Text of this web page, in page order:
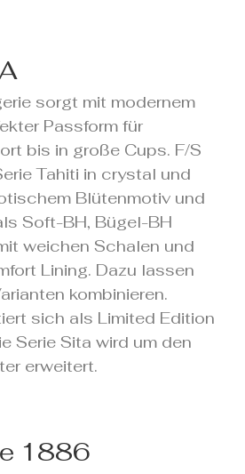
sorgt mit modernem
Passform für
bis in große Cups. F/S
Tahiti in crystal und
Blütenmotiv und
Soft-BH, Bügel-BH
weichen Schalen und
Lining. Dazu lassen
kombinieren.
sich als Limited Edition
Serie Sita wird um den
erweitert.
1886